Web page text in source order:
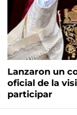
Lanzaron un
oficial de la
participar